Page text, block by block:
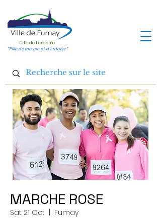
Cité de l'ardoise
"Fille de meuse et d'ardoise"
MARCHE ROSE
Sat 21 Oct
Fumay